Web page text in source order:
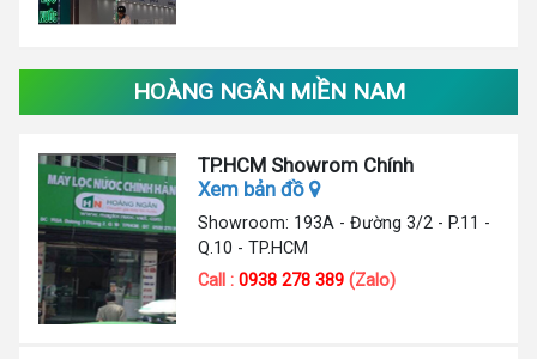
HOÀNG NGÂN MIỀN NAM
TP.HCM Showrom Chính
Xem bản đồ
Showroom: 193A - Đường 3/2 - P.11 -
Q.10 - TP.HCM
Call :0938 278 389(Zalo)